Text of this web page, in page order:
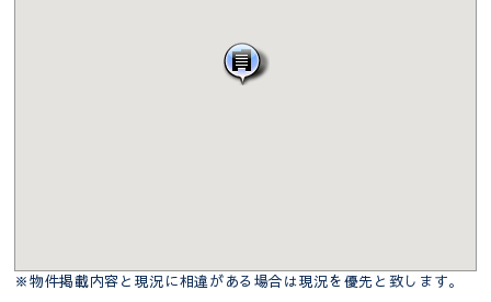
※物件掲載内容と現況に相違がある場合は現況を優先と致します。